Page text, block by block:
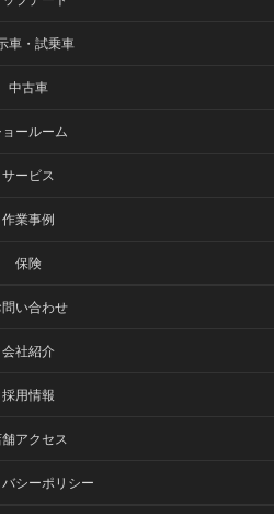
車・試乗車
中古車
ョールーム
サービス
作業事例
保険
問い合わせ
会社紹介
採用情報
舗アクセス
シーポリシー